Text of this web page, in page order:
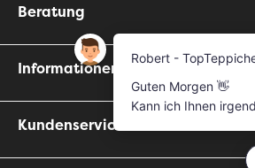
Beratung
Informationen
Kundenservice